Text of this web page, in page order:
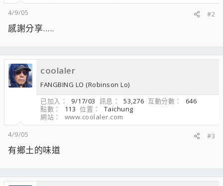
4/9/05
#2
感謝分享.....
coolaler
FANGBING LO (Robinson Lo)
已加入
9/17/03 訊息 53,276 互動分數
646
點數
113 位置
Taichung
網站
www.coolaler.com
4/9/05
#3
有鄉土的味道